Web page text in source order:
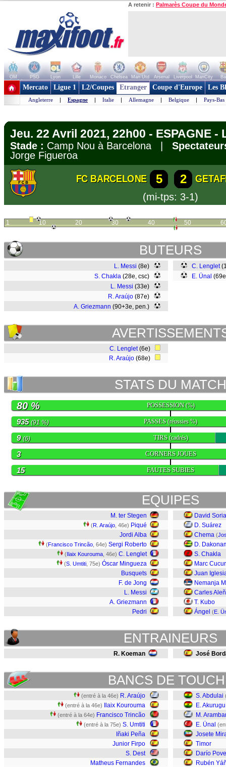
A retenir : Palmarès Coupe du
OM PSG Lyon Lille Monaco Chelsea Man Utd Arsenal Liverpool ManCity
+ de clubs
Mercato Ligue 1 L2/Coupes Etranger Coupe d'Europe Les
Angleterre | Espagne | Italie | Allemagne | Belgique | Pays-Bas
Jeu. 22 Avril 2021, 22h00 - ESPAGNE -
Stade : Camp Nou à Barcelona |
Jorge Figueroa
FC BARCELONE 5 2
(mi-tps: 3-1)
1 10 20 30 40 50
BUTEURS
L. Messi (8e)
S. Chakla (28e, csc)
L. Messi (33e)
R. Araújo (87e)
A. Griezmann (90+3e, pen.)
C. Lenglet
E. Ünal
C. Lenglet(6e)
R. Araújo (68e)
STATS DU MATCH
POSSESSION(%)
80 %
PASSES(réussies %)
935(91 %)
TIRS(cadrés)
9(6)
CORNERS JOUES
3
FAUTES SUBIES
15
EQUIPES
M. ter Stegen
(R. Araújo , 46e) Piqué
Jordi Alba
(Francisco Trincão , 64e) Sergi Roberto
(Ilaix Kourouma , 46e) C. Lenglet
(S. Umtiti , 75e) Óscar Mingueza
Busquets
F. de Jong
L. Messi
A. Griezmann
Pedri
David Soria
D. Suárez
Chema (
D.
S. Chakla
Marc
Juan
Nemanja
Carles
T. Kubo
Ángel (E.
ENTRAINEURS
R. Koeman José
BANCS DE
(entré à la 46e) R. Araújo
(entré à la 46e) Ilaix Kourouma
(entré à la 64e) Francisco Trincão
(entré à la 75e) S. Umtiti
Iñaki Peña
Junior Firpo
S. Dest
Matheus Fernandes
S. Abdulai
E. Akurugu
M.
E. Ünal
Josete
Timor
Darío
Rubén